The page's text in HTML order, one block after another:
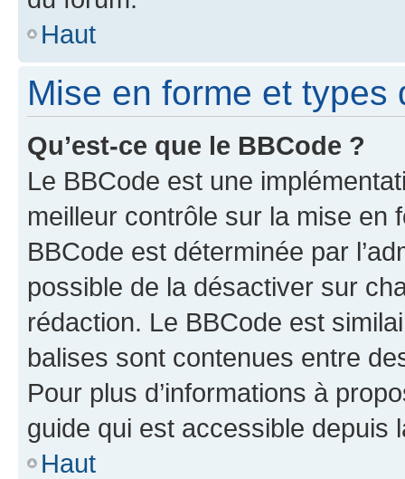
Haut
Mise en forme et types
Qu’est-ce que le BBCode ?
Le BBCode est une
meilleur contrôle sur la mise en
BBCode est déterminée par
possible de la désactiver sur
rédaction. Le BBCode est
balises sont contenues entre
Pour plus d’informations à
guide qui est accessible depuis
Haut